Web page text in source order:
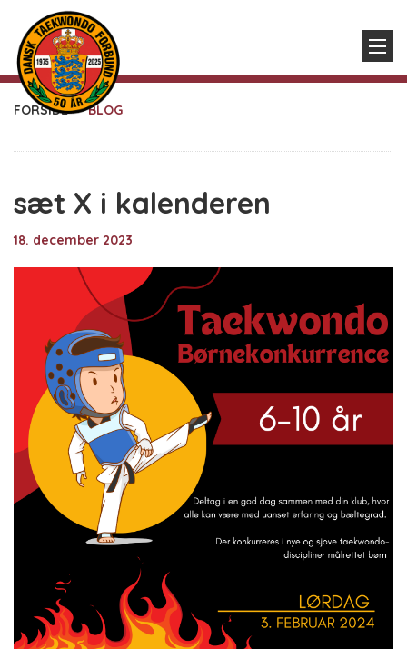
FORSIDE BLOG
sæt X i kalenderen
18. december 2023